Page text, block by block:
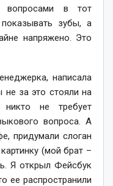
вопросами в тот
зубы, а
напряжено. Это
написала
не за это стояли на
не требует
вопроса. А
придумали слоган
(мой брат –
Я открыл Фейсбук
ее распространили